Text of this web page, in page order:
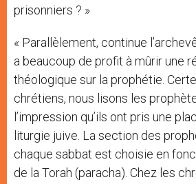
prisonniers ? »
« Parallèlement, continue
a beaucoup de profit à mûrir une
théologique sur la prophétie.
chrétiens, nous lisons les
l’impression qu’ils ont pris une
liturgie juive. La section des
chaque sabbat est choisie en
de la Torah (paracha). Chez les